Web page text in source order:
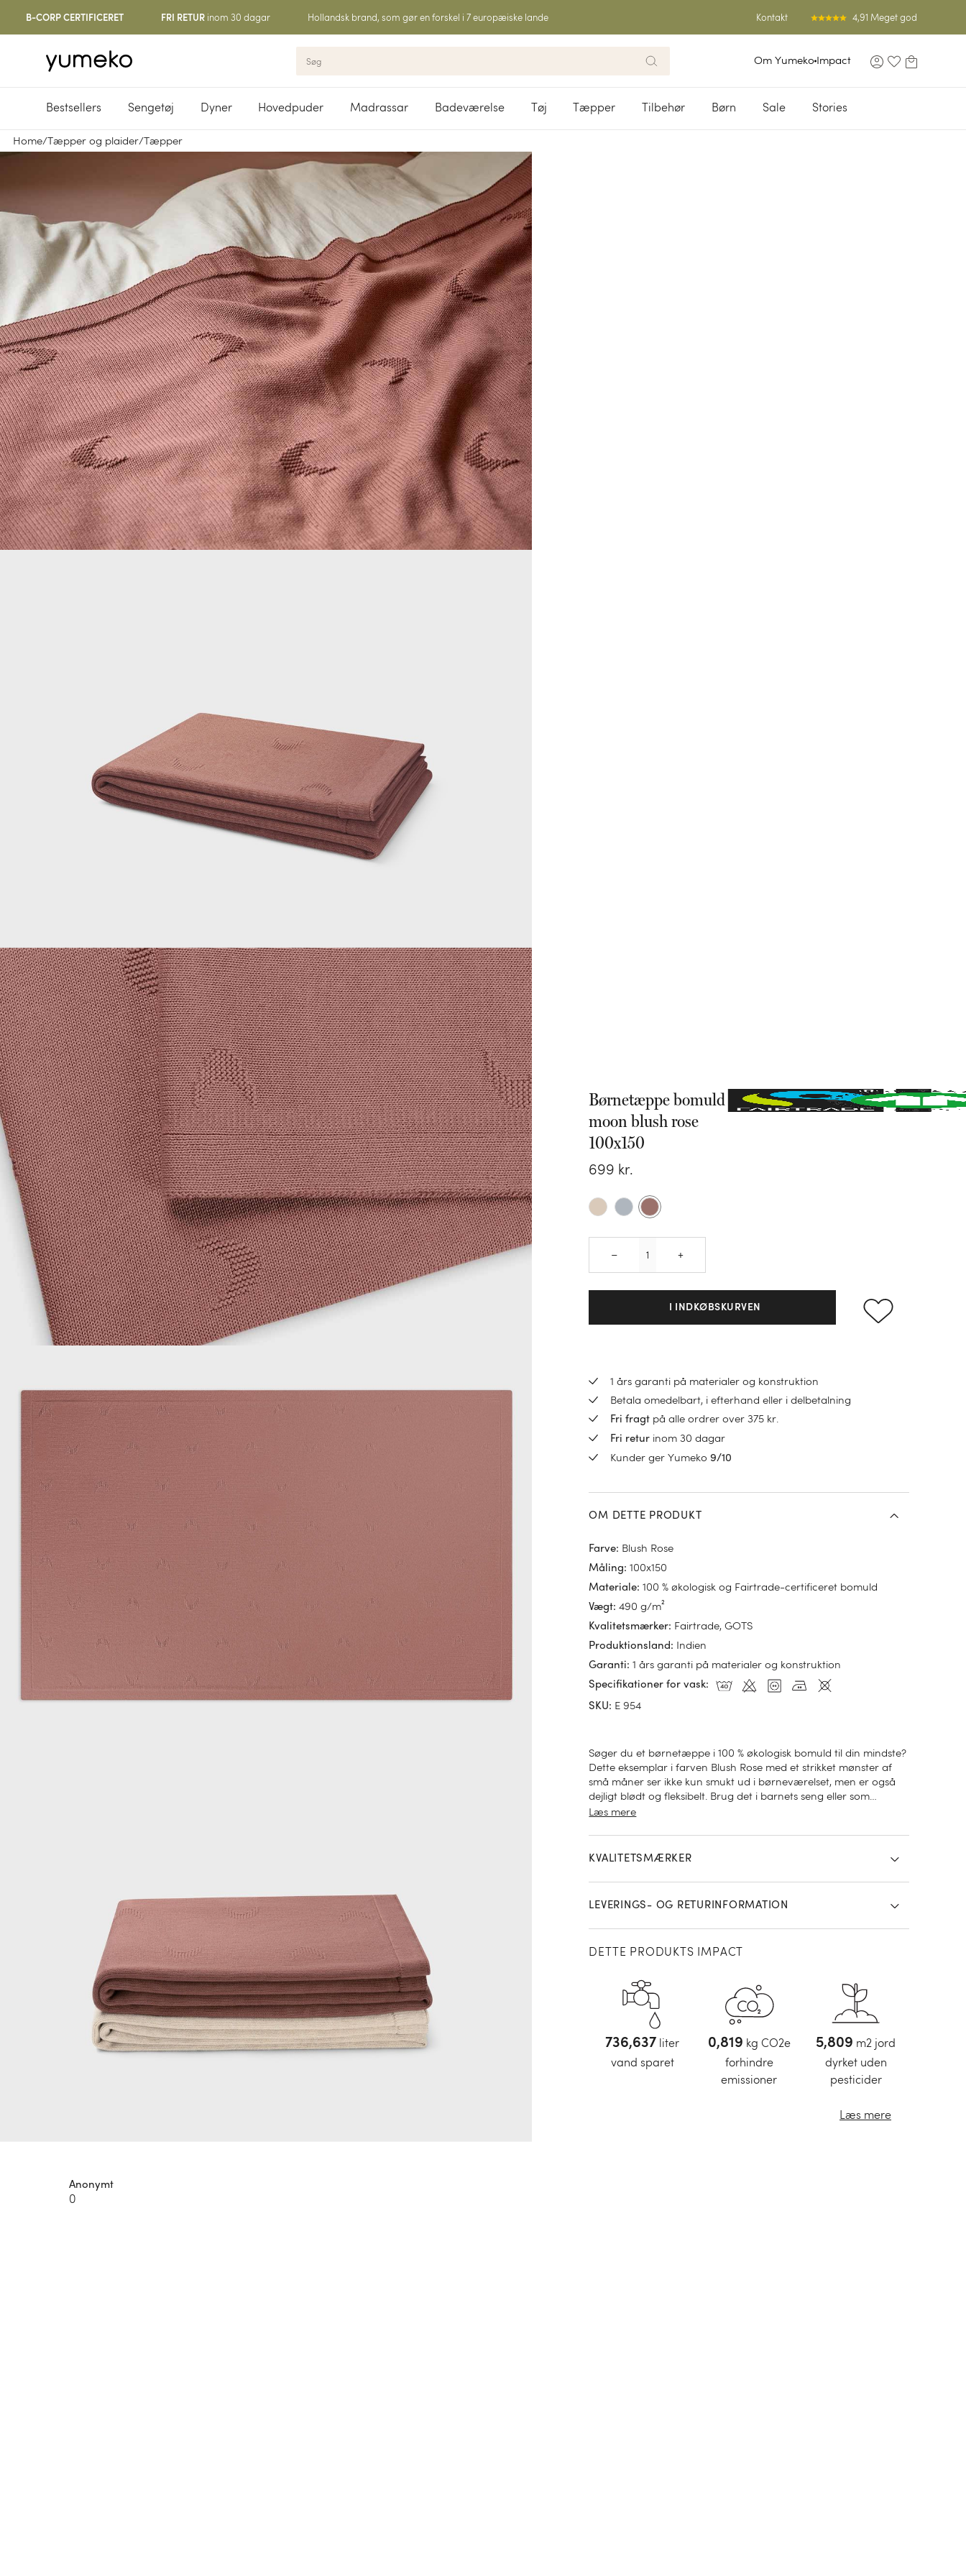
B-CORP CERTIFICERET FRI RETUR inom 30 dagar Hollandsk brand, som gør en forskel i 7 europæiske lande Kontakt 4,91 Meget god
Om Yumeko Impact
Bestsellers Sengetøj Dyner Hovedpuder Madrassar Badeværelse Tøj Tæpper Tilbehør Børn Sale Stories
Home/Tæpper og plaider/Tæpper
Børnetæppe bomuld
moon blush rose
100x150
699 kr.
– +
I INDKØBSKURVEN
1 års garanti på materialer og konstruktion
Betala omedelbart, i efterhand eller i delbetalning
Fri fragt på alle ordrer over 375 kr.
Fri retur inom 30 dagar
Kunder ger Yumeko9/10
OM DETTE PRODUKT
Farve: Blush Rose
Måling:100x150
Materiale:100 % økologisk og Fairtrade-certificeret bomuld
Vægt:490 g/m²
Kvalitetsmærker: Fairtrade, GOTS
Produktionsland : Indien
Garanti:1 års garanti på materialer og konstruktion
Specifikationer for vask:
SKU: E 954
Søger du et børnetæppe i 100 % økologisk bomuld til din mindste?
Dette eksemplar i farven Blush Rose med et strikket mønster af
små måner ser ikke kun smukt ud i børneværelset, men er også
dejligt blødt og fleksibelt. Brug det i barnets seng eller som
hyggetæppe i sofaen. Fremstillet af 100 % økologisk bomuld og
smule grovere end vores babytæppe.
Læs mere
KVALITETSMÆRKER
LEVERINGS- OG RETURINFORMATION
DETTE PRODUKTS IMPACT
773,5 liter
vand sparet
0,86 kg CO2e
forhindre
emissioner
6,1 m2 jord
dyrket uden
pesticider
Læs mere
Anonymt
0